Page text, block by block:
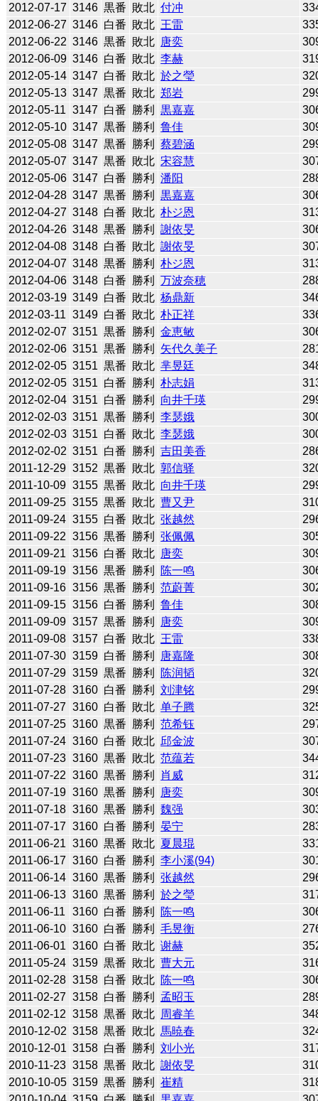
2012-07-17 3146 黒番 敗北 付冲
2012-06-27 3146 白番 敗北 王雷
2012-06-22 3146 黒番 敗北 唐奕
2012-06-09 3146 白番 敗北 李赫
2012-05-14 3147 白番 敗北 於之瑩
2012-05-13 3147 黒番 敗北 郑岩
2012-05-11 3147 白番 勝利 黒嘉嘉
2012-05-10 3147 黒番 勝利 鲁佳
2012-05-08 3147 黒番 勝利 蔡碧涵
2012-05-07 3147 黒番 敗北 宋容慧
2012-05-06 3147 白番 勝利 潘阳
2012-04-28 3147 黒番 勝利 黒嘉嘉
2012-04-27 3148 白番 敗北 朴ジ恩
2012-04-26 3148 黒番 勝利 謝依旻
2012-04-08 3148 白番 敗北 謝依旻
2012-04-07 3148 黒番 勝利 朴ジ恩
2012-04-06 3148 白番 勝利 万波奈穂
2012-03-19 3149 白番 敗北 杨鼎新
2012-03-11 3149 白番 敗北 朴正祥
2012-02-07 3151 黒番 勝利 金恵敏
2012-02-06 3151 黒番 勝利 矢代久美子
2012-02-05 3151 黒番 敗北 芈昱廷
2012-02-05 3151 白番 勝利 朴志娟
2012-02-04 3151 白番 勝利 向井千瑛
2012-02-03 3151 黒番 勝利 李瑟娥
2012-02-03 3151 白番 敗北 李瑟娥
2012-02-02 3151 白番 勝利 吉田美香
2011-12-29 3152 黒番 敗北 郭信驿
2011-10-09 3155 黒番 敗北 向井千瑛
2011-09-25 3155 黒番 敗北 曹又尹
2011-09-24 3155 白番 敗北 张越然
2011-09-22 3156 黒番 勝利 张佩佩
2011-09-21 3156 白番 敗北 唐奕
2011-09-19 3156 黒番 勝利 陈一鸣
2011-09-16 3156 黒番 勝利 范蔚菁
2011-09-15 3156 白番 勝利 鲁佳
2011-09-09 3157 黒番 勝利 唐奕
2011-09-08 3157 白番 敗北 王雷
2011-07-30 3159 白番 勝利 唐嘉隆
2011-07-29 3159 黒番 勝利 陈润韬
2011-07-28 3160 白番 勝利 刘津铭
2011-07-27 3160 白番 敗北 单子腾
2011-07-25 3160 黒番 勝利 范希钰
2011-07-24 3160 白番 敗北 邱金波
2011-07-23 3160 黒番 敗北 范蕴若
2011-07-22 3160 黒番 勝利 肖威
2011-07-19 3160 黒番 勝利 唐奕
2011-07-18 3160 黒番 勝利 魏强
2011-07-17 3160 白番 勝利 晏宁
2011-06-21 3160 黒番 敗北 夏晨琨
2011-06-17 3160 白番 勝利 李小溪(94)
2011-06-14 3160 黒番 勝利 张越然
2011-06-13 3160 黒番 勝利 於之瑩
2011-06-11
3160 白番 勝利 陈一鸣
2011-06-10 3160 白番 勝利 毛昱衡
2011-06-01 3160 白番 敗北 谢赫
2011-05-24 3159 黒番 敗北 曹大元
2011-02-28 3158 白番 敗北 陈一鸣
2011-02-27 3158 白番 勝利 孟昭玉
2011-02-12 3158 黒番 敗北 周睿羊
2010-12-02 3158 黒番 敗北 馬暁春
2010-12-01 3158 白番 勝利 刘小光
2010-11-23 3158 黒番 敗北 謝依旻
2010-10-05 3159 黒番 勝利 崔精